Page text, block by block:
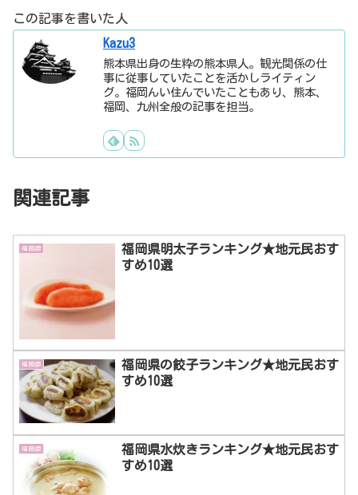
この記事を書いた人
Kazu3
熊本県出身の生粋の熊本県人。観光関係の仕
事に従事していたことを活かしライティン
グ。福岡んい住んでいたこともあり、熊本、
福岡、九州全般の記事を担当。
関連記事
福岡県
福岡県明太子ランキング★地元民おす
すめ10選
福岡県
福岡県の餃子ランキング★地元民おす
すめ10選
福岡県
福岡県水炊きランキング★地元民おす
すめ10選